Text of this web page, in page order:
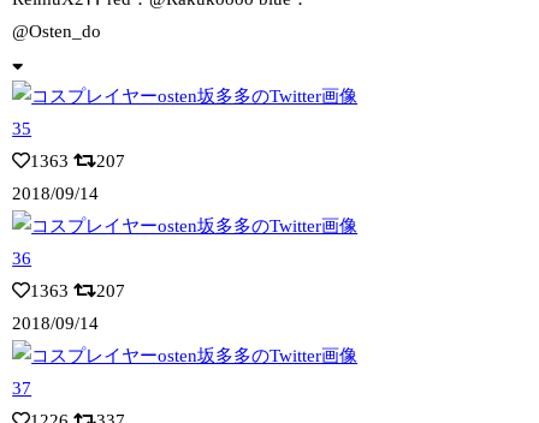
@Osten_do
1363
207
2018/09/14
1363
207
2018/09/14